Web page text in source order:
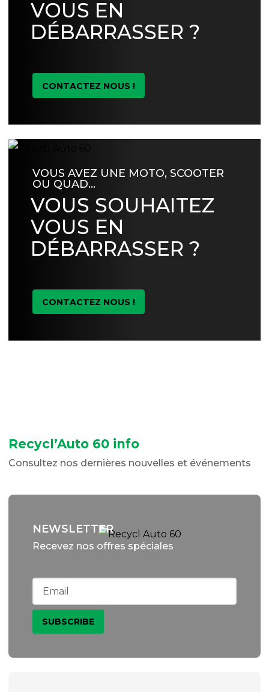
VOUS EN
DÉBARRASSER ?
CONTACTEZ NOUS !
VOUS AVEZ UNE MOTO, SCOOTER
OU QUAD…
VOUS SOUHAITEZ
VOUS EN
DÉBARRASSER ?
CONTACTEZ NOUS !
Recycl’Auto 60 info
Consultez nos dernières nouvelles et événements
NEWSLETTER
Recevez nos offres spéciales